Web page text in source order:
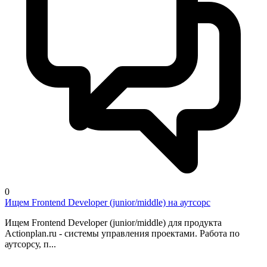
0
Ищем Frontend Developer (junior/middle) на аутсорс
Ищем Frontend Developer (junior/middle) для продукта
Actionplan.ru - системы управления проектами. Работа по
аутсорсу, п...